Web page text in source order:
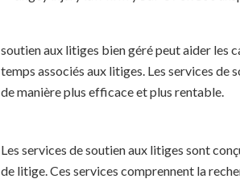
soutien aux litiges bien géré peut aider les
temps associés aux litiges. Les services de
de manière plus efficace et plus rentable.
Les services de soutien aux litiges sont
de litige. Ces services comprennent la